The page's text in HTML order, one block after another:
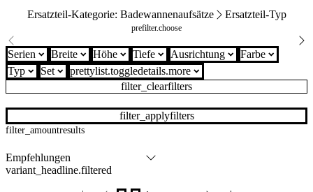
Ersatzteil-Kategorie: Badewannenaufsätze
Ersatzteil-Typ
prefilter.choose
Serien Breite Höhe Tiefe Ausrichtung
Farbe
Typ
Set
prettylist.toggledetails.more
filter_clearfilters
filter_applyfilters
filter_amountresults
variant_headline.filtered